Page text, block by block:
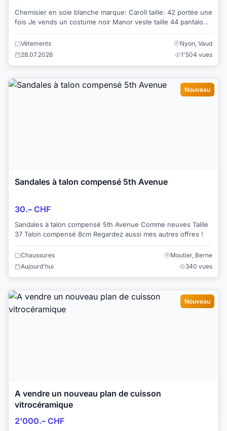
Chemisier en soie blanche marque: Caroll taille: 42 portée une
fois Je vends un costume noir Manor veste taille 44 pantalon
Vêtements
Nyon, Vaud
28.07.2026
1'504 vues
Nouveau
Sandales à talon compensé 5th Avenue
30.– CHF
Sandales à talon compensé 5th Avenue Comme neuves Taille
37 Talon compensé 8cm Regardez aussi mes autres offres !
Chaussures
Moutier, Berne
Aujourd'hui
340 vues
Nouveau
A vendre un nouveau plan de cuisson
vitrocéramique
2'000.– CHF